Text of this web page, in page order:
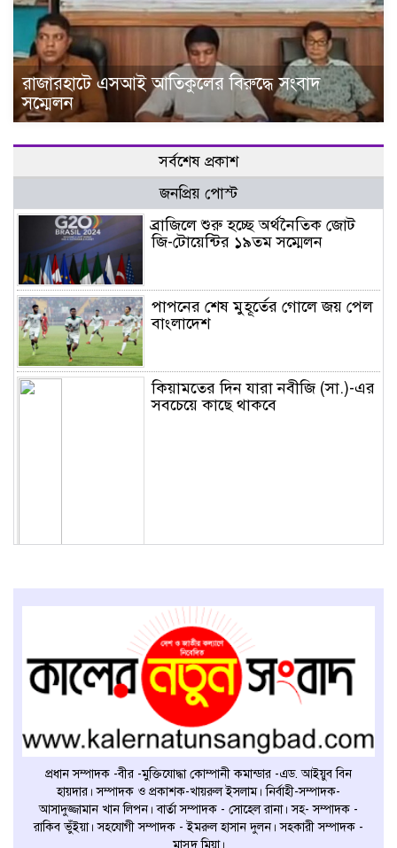
রাজারহাটে এসআই আতিকুলের বিরুদ্ধে সংবাদ
সম্মেলন
সর্বশেষ প্রকাশ
জনপ্রিয় পোস্ট
ব্রাজিলে শুরু হচ্ছে অর্থনৈতিক জোট
জি-টোয়েন্টির ১৯তম সম্মেলন
পাপনের শেষ মুহূর্তের গোলে জয় পেল
বাংলাদেশ
কিয়ামতের দিন যারা নবীজি (সা.)-এর
সবচেয়ে কাছে থাকবে
প্রধান সম্পাদক -বীর -মুক্তিযোদ্ধা কোম্পানী কমান্ডার -এড. আইয়ুব বিন
হায়দার। সম্পাদক ও প্রকাশক-খায়রুল ইসলাম। নির্বাহী-সম্পাদক-
আসাদুজ্জামান খান লিপন। বার্তা সম্পাদক - সোহেল রানা। সহ- সম্পাদক -
রাকিব ভুঁইয়া। সহযোগী সম্পাদক - ইমরুল হাসান দুলন। সহকারী সম্পাদক -
মাসুদ মিয়া।